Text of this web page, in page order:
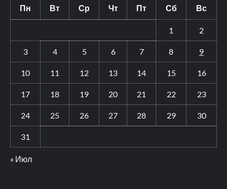
Пн Вт Ср Чт Пт Сб Вс
1 2
3 4 5 6 7 8 9
10 11 12 13 14 15 16
17 18 19 20 21 22 23
24 25 26 27 28 29 30
31
« Июл